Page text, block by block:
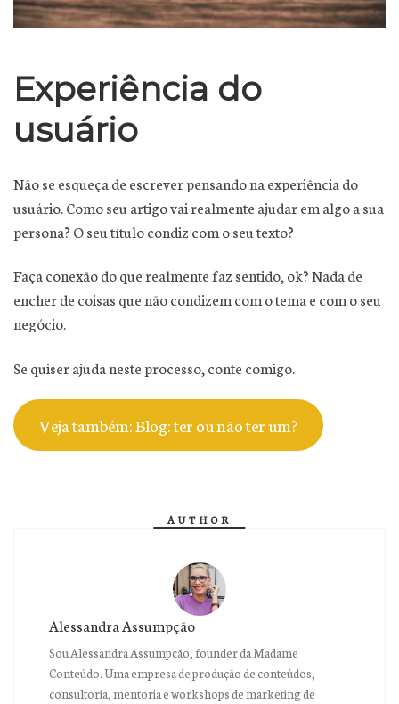
Experiência do
usuário
Não se esqueça de escrever pensando na experiência do
usuário. Como seu artigo vai realmente ajudar em algo a sua
persona? O seu título condiz com o seu texto?
Faça conexão do que realmente faz sentido, ok? Nada de
encher de coisas que não condizem com o tema e com o seu
negócio.
Se quiser ajuda neste processo, conte comigo.
Veja também: Blog: ter ou não ter um?
AUTHOR
Alessandra Assumpção
Sou Alessandra Assumpção, founder da Madame
Conteúdo. Uma empresa de produção de conteúdos,
consultoria, mentoria e workshops de marketing de